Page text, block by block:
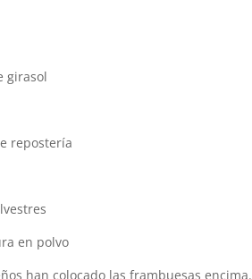
girasol
repostería
en polvo
han colocado las frambuesas encima.